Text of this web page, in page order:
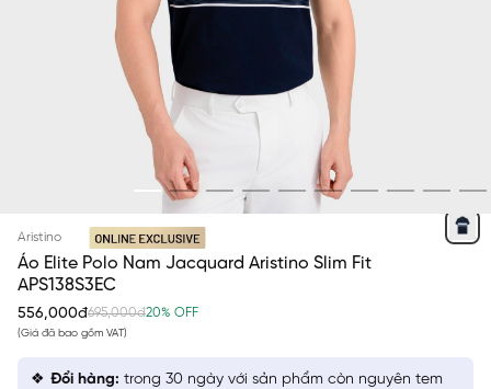
Aristino
Áo Elite Polo Nam Jacquard Aristino Slim Fit
APS138S3EC
556,000đ695,000đ20% OFF
(Giá đã bao gồm VAT)
XANH TÍM THAN 25 KẺ JACQUARD
Đổi hàng: trong 30 ngày với sản phẩm còn nguyên tem